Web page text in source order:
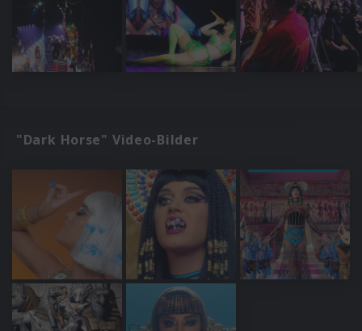
"Dark Horse" Video-Bilder